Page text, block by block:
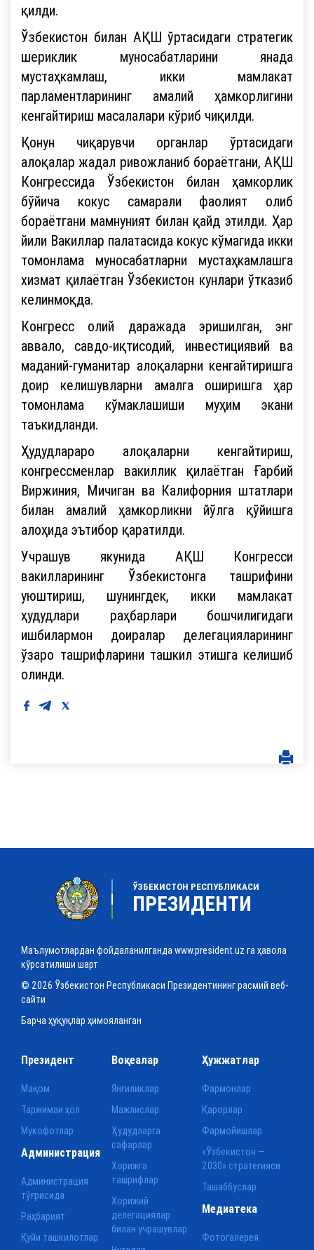
қилди.
Ўзбекистон билан АҚШ ўртасидаги стратегик
шериклик муносабатларини янада
мустаҳкамлаш, икки мамлакат
парламентларининг амалий ҳамкорлигини
кенгайтириш масалалари кўриб чиқилди.
Қонун чиқарувчи органлар ўртасидаги
алоқалар жадал ривожланиб бораётгани, АҚШ
Конгрессида Ўзбекистон билан ҳамкорлик
бўйича кокус самарали фаолият олиб
бораётгани мамнуният билан қайд этилди. Ҳар
йили Вакиллар палатасида кокус кўмагида икки
томонлама муносабатларни мустаҳкамлашга
хизмат қилаётган Ўзбекистон кунлари ўтказиб
келинмоқда.
Конгресс олий даражада эришилган, энг
аввало, савдо-иқтисодий, инвестициявий ва
маданий-гуманитар алоқаларни кенгайтиришга
доир келишувларни амалга оширишга ҳар
томонлама кўмаклашиши муҳим экани
таъкидланди.
Ҳудудлараро алоқаларни кенгайтириш,
конгрессменлар вакиллик қилаётган Ғарбий
Виржиния, Мичиган ва Калифорния штатлари
билан амалий ҳамкорликни йўлга қўйишга
алоҳида эътибор қаратилди.
Учрашув якунида АҚШ Конгресси
вакилларининг Ўзбекистонга ташрифини
уюштириш, шунингдек, икки мамлакат
ҳудудлари раҳбарлари бошчилигидаги
ишбилармон доиралар делегацияларининг
ўзаро ташрифларини ташкил этишга келишиб
олинди.
ЎЗБЕКИСТОН РЕСПУБЛИКАСИ
ПРЕЗИДЕНТИ
Маълумотлардан фойдаланилганда www.president.uz га ҳавола
кўрсатилиши шарт
© 2026 Ўзбекистон Республикаси Президентининг расмий веб-
сайти
Барча ҳуқуқлар ҳимояланган
Президент
Мақом
Таржимаи ҳол
Мукофотлар
Воқеалар
Янгиликлар
Мажлислар
Ҳудудларга
сафарлар
Хорижга
ташрифлар
Хорижий
делегациялар
билан учрашувлар
Ҳужжатлар
Фармонлар
Қарорлар
Фармойишлар
«Ўзбекистон —
2030» стратегияси
Ташаббуслар
Администрация
Администрация
тўғрисида
Раҳбарият
Қуйи ташкилотлар
Медиатека
Фотогалерея